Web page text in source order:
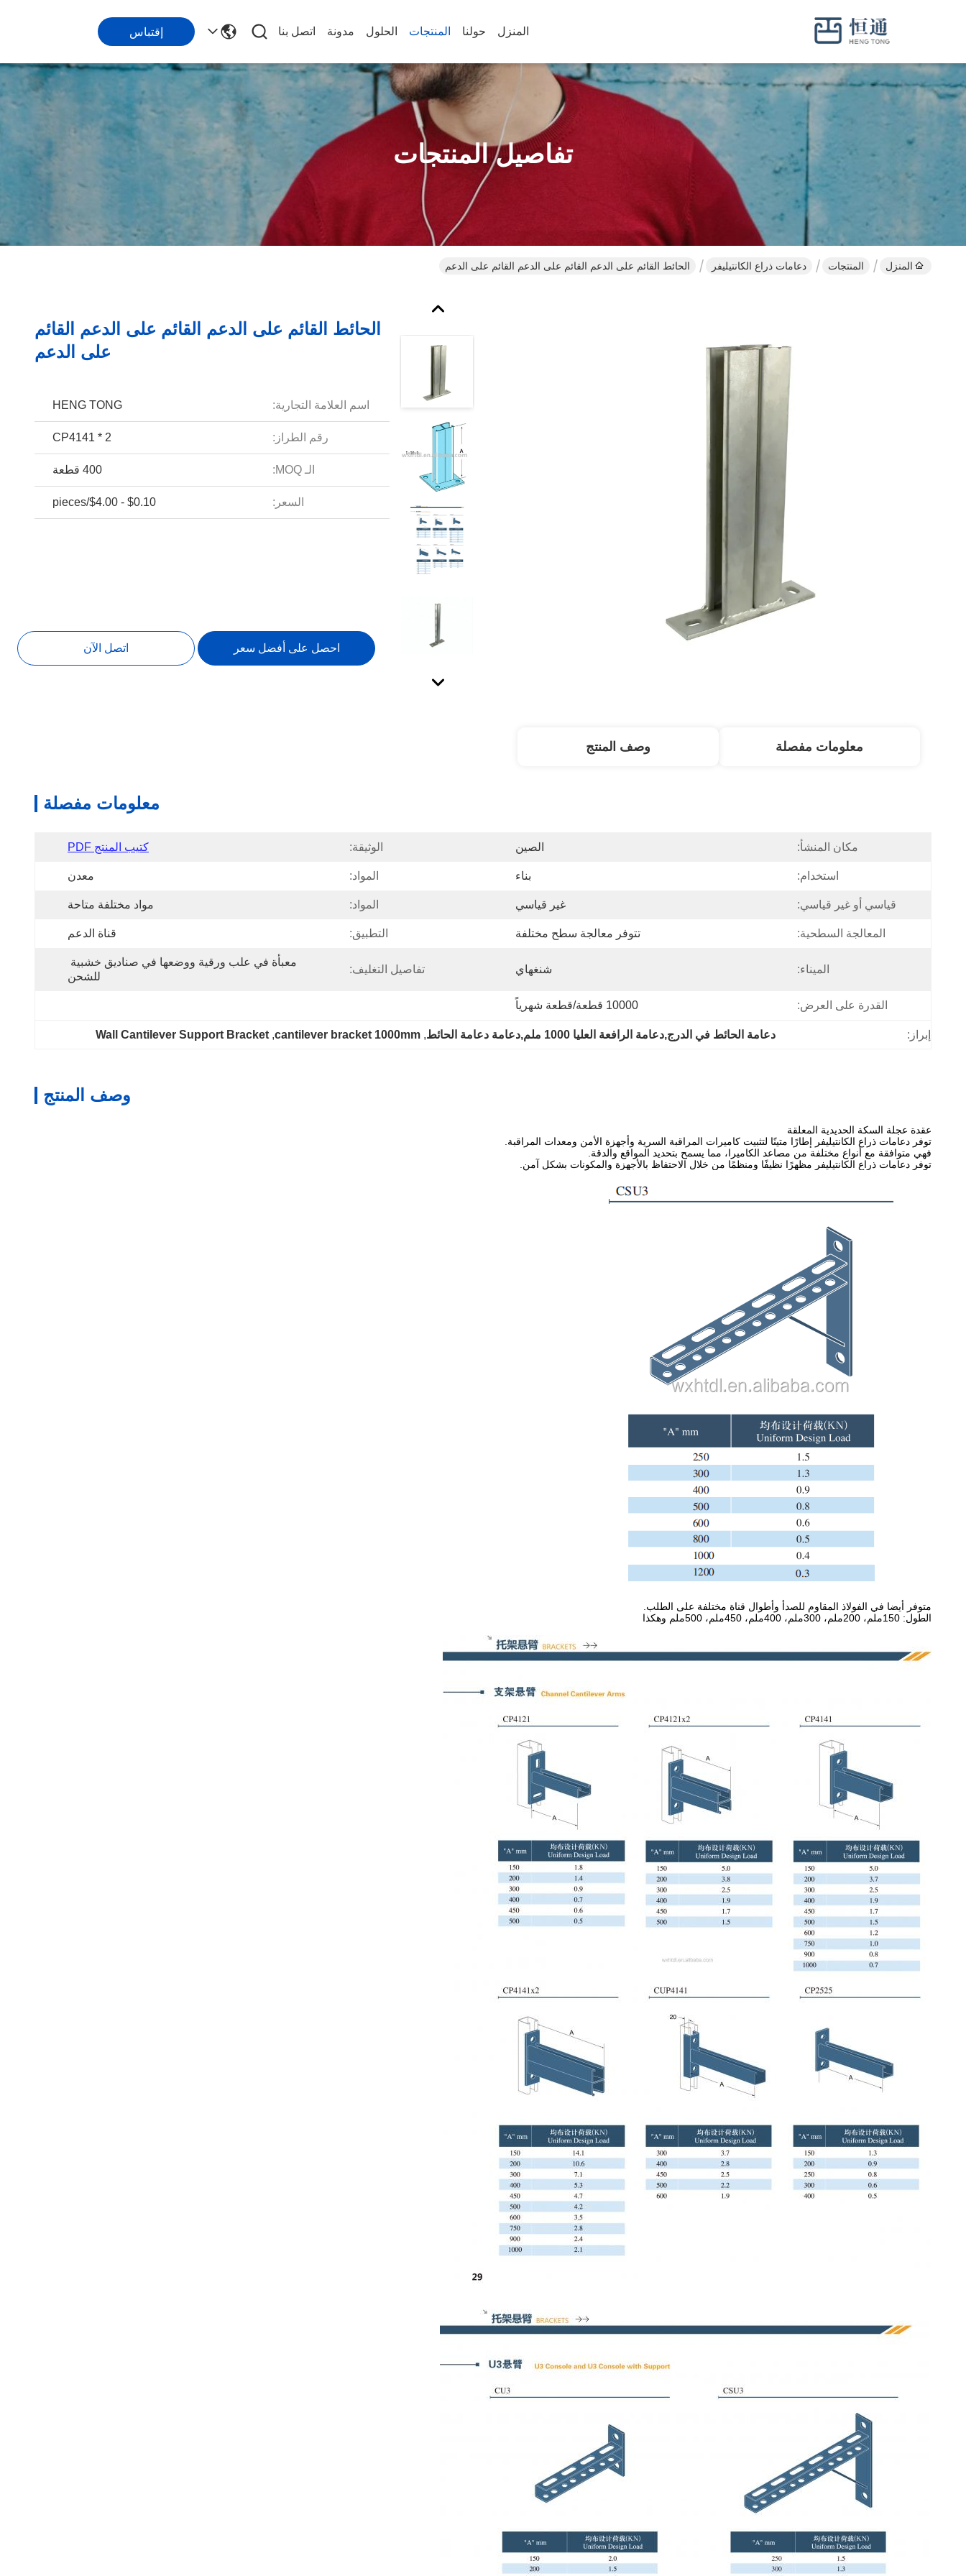
المنزل حولنا المنتجات الحلول مدونة اتصل بنا إقتباس
تفاصيل المنتجات
المنزل المنتجات دعامات ذراع الكانتيليفر الحائط القائم على الدعم القائم على الدعم القائم على الدعم
الحائط القائم على الدعم القائم على الدعم القائم
على الدعم
اسم العلامة التجارية: HENG TONG
رقم الطراز: CP4141 * 2
الـ MOQ: 400 قطعة
السعر: $0.10 - $4.00/pieces
احصل على أفضل سعر اتصل الآن
معلومات مفصلة وصف المنتج
معلومات مفصلة
مكان المنشأ: الصين الوثيقة: كتيب المنتج PDF
استخدام: بناء المواد: معدن
قياسي أو غير قياسي: غير قياسي المواد: مواد مختلفة متاحة
المعالجة السطحية: تتوفر معالجة سطح مختلفة التطبيق: قناة الدعم
الميناء: شنغهاي تفاصيل التغليف:
للشحن
القدرة على العرض: 10000 قطعة/قطعة شهرياً
إبراز: دعامة الحائط في الدرج,دعامة الرافعة العليا 1000 ملم,دعامة دعامة الحائط ,
cantilever bracket 1000mm
,
Wall Cantilever Support Bracket
وصف المنتج
عقدة عجلة السكة الحديدية المعلقة
توفر دعامات ذراع الكانتيليفر إطارًا متينًا لتثبيت كاميرات المراقبة السرية وأجهزة الأمن ومعدات المراقبة.
فهي متوافقة مع أنواع مختلفة من مصاعد الكاميرا، مما يسمح بتحديد المواقع والدقة.
توفر دعامات ذراع الكانتيليفر مظهرًا نظيفًا ومنظمًا من خلال الاحتفاظ بالأجهزة والمكونات بشكل آمن.
متوفر أيضا في الفولاذ المقاوم للصدأ وأطوال قناة مختلفة على الطلب.
الطول: 150ملم، 200ملم، 300ملم، 400ملم، 450ملم، 500ملم وهكذا